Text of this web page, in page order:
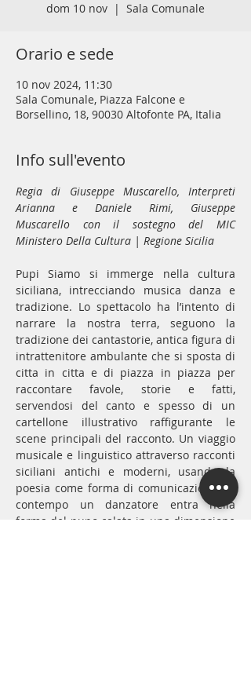
dom 10 nov
  |
Sala Comunale
Orario e sede
10 nov 2024, 11:30
Sala Comunale, Piazza Falcone e
Borsellino, 18, 90030 Altofonte PA, Italia
Info sull'evento
Regia di Giuseppe Muscarello, Interpreti
Arianna e Daniele Rimi, Giuseppe
Muscarello con il sostegno del MIC
Ministero Della Cultura | Regione Sicilia
Pupi Siamo si immerge nella cultura
siciliana, intrecciando musica danza e
tradizione. Lo spettacolo ha l’intento di
narrare la nostra terra, seguono la
tradizione dei cantastorie, antica figura di
intrattenitore ambulante che si sposta di
citta in citta e di piazza in piazza per
raccontare favole, storie e fatti,
servendosi del canto e spesso di un
cartellone illustrativo raffigurante le
scene principali del racconto. Un viaggio
musicale e linguistico attraverso racconti
siciliani antichi e moderni, usando la
poesia come forma di comunicazione. Al
contempo un danzatore entra nella
forma del pupo calata in una dimensione